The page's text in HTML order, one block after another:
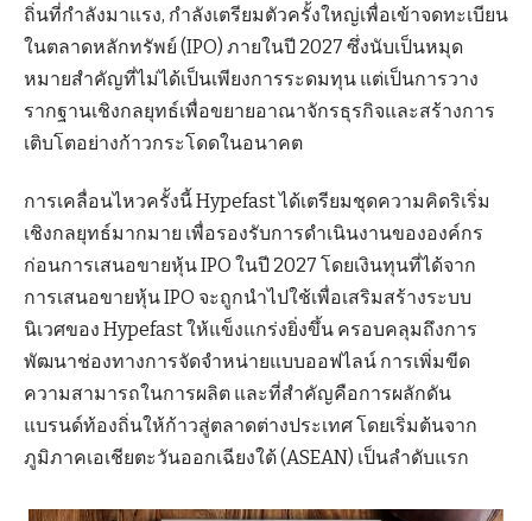
ถิ่นที่กำลังมาแรง, กำลังเตรียมตัวครั้งใหญ่เพื่อเข้าจดทะเบียน
ในตลาดหลักทรัพย์ (IPO) ภายในปี 2027 ซึ่งนับเป็นหมุด
หมายสำคัญที่ไม่ได้เป็นเพียงการระดมทุน แต่เป็นการวาง
รากฐานเชิงกลยุทธ์เพื่อขยายอาณาจักรธุรกิจและสร้างการ
เติบโตอย่างก้าวกระโดดในอนาคต
การเคลื่อนไหวครั้งนี้ Hypefast ได้เตรียมชุดความคิดริเริ่ม
เชิงกลยุทธ์มากมาย เพื่อรองรับการดำเนินงานขององค์กร
ก่อนการเสนอขายหุ้น IPO ในปี 2027 โดยเงินทุนที่ได้จาก
การเสนอขายหุ้น IPO จะถูกนำไปใช้เพื่อเสริมสร้างระบบ
นิเวศของ Hypefast ให้แข็งแกร่งยิ่งขึ้น ครอบคลุมถึงการ
พัฒนาช่องทางการจัดจำหน่ายแบบออฟไลน์ การเพิ่มขีด
ความสามารถในการผลิต และที่สำคัญคือการผลักดัน
แบรนด์ท้องถิ่นให้ก้าวสู่ตลาดต่างประเทศ โดยเริ่มต้นจาก
ภูมิภาคเอเชียตะวันออกเฉียงใต้ (ASEAN) เป็นลำดับแรก